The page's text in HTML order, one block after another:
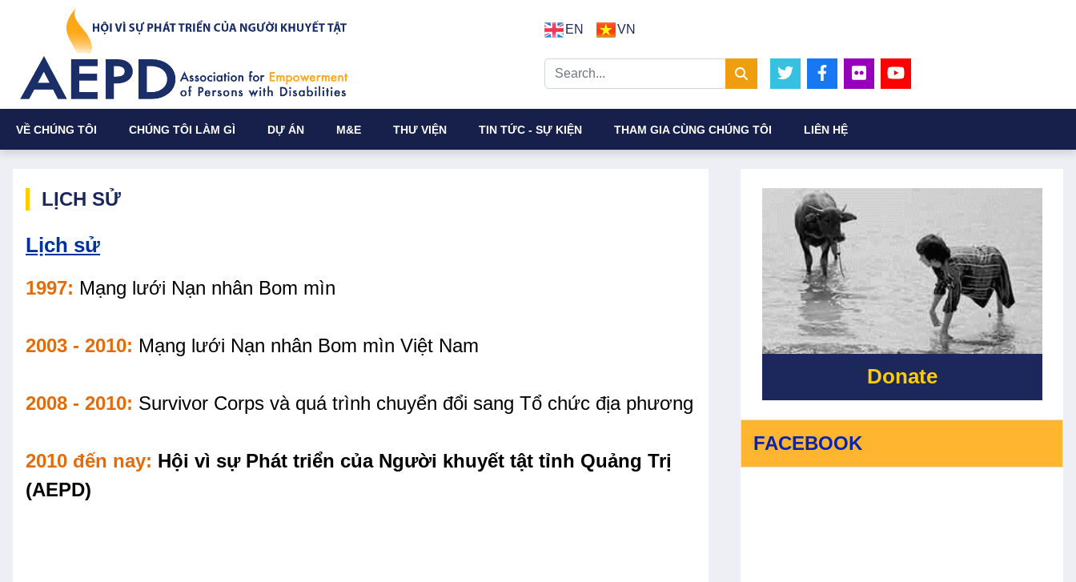
EN VN
VỀ CHÚNG TÔI CHÚNG TÔI LÀM GÌ DỰ ÁN M&E THƯ VIỆN TIN TỨC - SỰ KIỆN THAM GIA CÙNG CHÚNG TÔI LIÊN HỆ
LỊCH SỬ
Lịch sử
1997: Mạng lưới Nạn nhân Bom mìn
2003 - 2010: Mạng lưới Nạn nhân Bom mìn Việt Nam
2008 - 2010: Survivor Corps và quá trình chuyển đổi sang Tổ chức địa phương
2010 đến nay: Hội vì sự Phát triển của Người khuyết tật tỉnh Quảng Trị
(AEPD)
Donate
FACEBOOK